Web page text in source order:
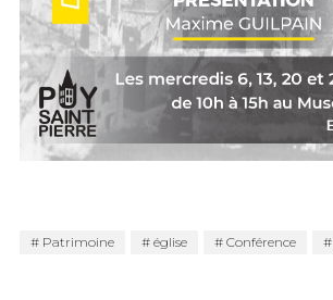
Patrimoine église Conférence